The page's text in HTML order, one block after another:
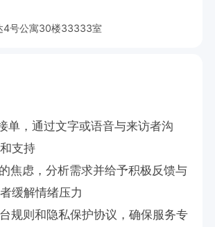
4号公寓30楼33333室
单，通过文字或语音与来访者沟
支持
焦虑，分析需求并给予积极反馈与
缓解情绪压力
规则和隐私保护协议，确保服务专